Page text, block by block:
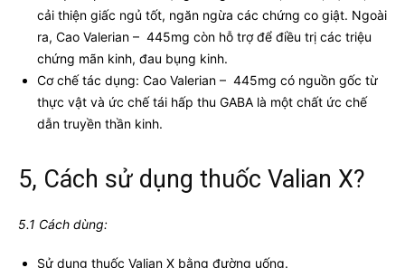
cải thiện giấc ngủ tốt, ngăn ngừa các chứng co giật. Ngoài
ra, Cao Valerian – 445mg còn hỗ trợ để điều trị các triệu
chứng mãn kinh, đau bụng kinh.
Cơ chế tác dụng: Cao Valerian – 445mg có nguồn gốc từ
thực vật và ức chế tái hấp thu GABA là một chất ức chế
dẫn truyền thần kinh.
5, Cách sử dụng thuốc Valian X?
5.1 Cách dùng:
Sử dụng thuốc Valian X bằng đường uống.